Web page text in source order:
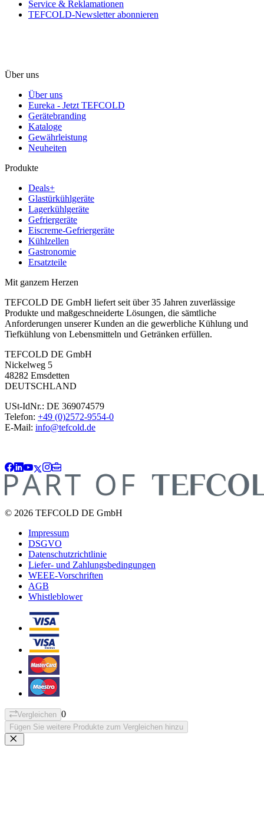
Service & Reklamationen
TEFCOLD-Newsletter abonnieren
Über uns
Über uns
Eureka - Jetzt TEFCOLD
Gerätebranding
Kataloge
Gewährleistung
Neuheiten
Produkte
Deals+
Glastürkühlgeräte
Lagerkühlgeräte
Gefriergeräte
Eiscreme-Gefriergeräte
Kühlzellen
Gastronomie
Ersatzteile
Mit ganzem Herzen
TEFCOLD DE GmbH liefert seit über 35 Jahren zuverlässige
Produkte und maßgeschneiderte Lösungen, die sämtliche
Anforderungen unserer Kunden an die gewerbliche Kühlung und
Tiefkühlung von Lebensmitteln und Getränken erfüllen.
TEFCOLD DE GmbH
Nickelweg 5
48282 Emsdetten
DEUTSCHLAND
USt-IdNr.: DE 369074579
Telefon: +49 (0)2572-9554-0
E-Mail: info@tefcold.de
© 2026 TEFCOLD DE GmbH
Impressum
DSGVO
Datenschutzrichtlinie
Liefer- und Zahlungsbedingungen
WEEE-Vorschriften
AGB
Whistleblower
Vergleichen 0
Fügen Sie weitere Produkte zum Vergleichen hinzu